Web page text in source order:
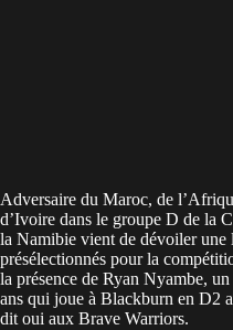
Adversaire du Maroc, de
d’Ivoire dans le groupe D de la
la Namibie vient de dévoiler une
présélectionnés pour la
la présence de Ryan Nyambe,
ans qui joue à Blackburn en D2
dit oui aux Brave Warriors.